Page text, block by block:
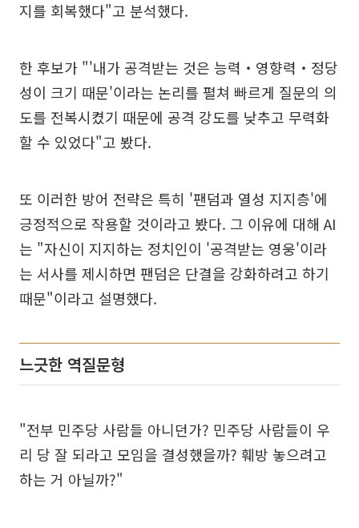
지를 회복했다"고 분석했다.
한 후보가 "'내가 공격받는 것은 능력‧영향력‧정당
성이 크기 때문'이라는 논리를 펼쳐 빠르게 질문의 의
도를 전복시켰기 때문에 공격 강도를 낮추고 무력화
할 수 있었다"고 봤다.
또 이러한 방어 전략은 특히 '팬덤과 열성 지지층'에
긍정적으로 작용할 것이라고 봤다. 그 이유에 대해 AI
는 "자신이 지지하는 정치인이 '공격받는 영웅'이라
는 서사를 제시하면 팬덤은 단결을 강화하려고 하기
때문"이라고 설명했다.
느긋한 역질문형
"전부 민주당 사람들 아니던가? 민주당 사람들이 우
리 당 잘 되라고 모임을 결성했을까? 훼방 놓으려고
하는 거 아닐까?"